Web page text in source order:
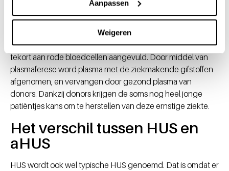
Aanpassen
Weigeren
De rol van Sanquin bij HUS
De rol van bloed- en plasmadonors is onontbeerlijk voor de
behandeling van HUS. Met bloedtransfusies wordt het
tekort aan rode bloedcellen aangevuld. Door middel van
plasmaferese word plasma met de ziekmakende gifstoffen
afgenomen, en vervangen door gezond plasma van
donors. Dankzij donors krijgen de soms nog heel jonge
patiëntjes kans om te herstellen van deze ernstige ziekte.
Het verschil tussen HUS en
aHUS
HUS wordt ook wel typische HUS genoemd. Dat is omdat er